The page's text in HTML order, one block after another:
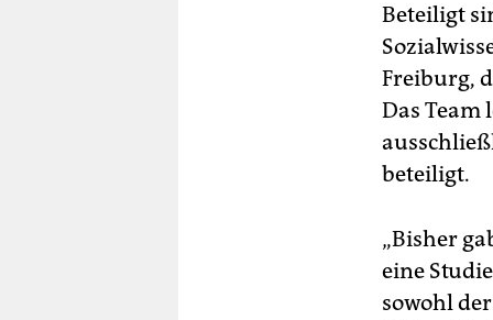
Beteiligt
Freiburg,
Das Team
beteiligt.
„Bisher
eine
sowohl